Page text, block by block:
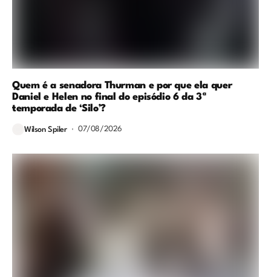
Quem é a senadora Thurman e por que ela quer
Daniel e Helen no final do episódio 6 da 3ª
temporada de ‘Silo’?
Wilson Spiler 07/08/2026